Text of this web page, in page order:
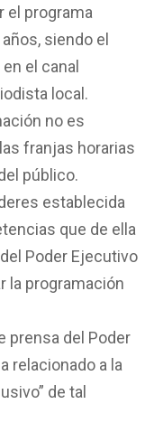
el programa
siendo el
el canal
local.
no es
franjas horarias
público.
establecida
que de ella
Poder Ejecutivo
la programación
prensa del Poder
relacionado a la
de tal